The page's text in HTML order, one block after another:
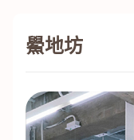
熱門
鱟地坊